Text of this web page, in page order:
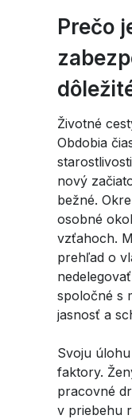
Prečo
Životné
Obdobia
nový
bežné.
osobné
vzťahoch.
prehľad o
spoločné s
jasnosť a
Svoju
faktory.
pracovné
v priebehu